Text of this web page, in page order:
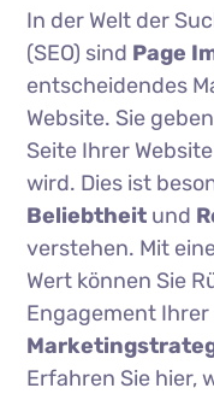
In der Welt der
(SEO) sind Page
entscheidendes
Website. Sie
Seite Ihrer
wird. Dies ist
Beliebtheit und
verstehen. Mit
Wert können Sie
Engagement
Erfahren Sie hier,